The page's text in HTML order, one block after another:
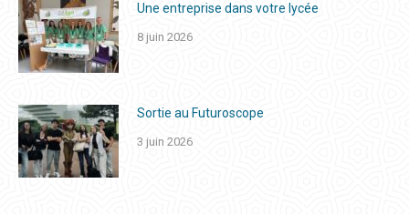
Une entreprise dans votre lycée
8 juin 2026
Sortie au Futuroscope
3 juin 2026